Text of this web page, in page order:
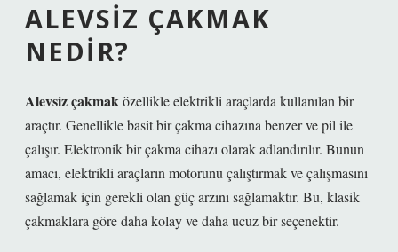
ALEVSIZ ÇAKMAK
NEDIR?
Alevsiz çakmaközellikle elektrikli araçlarda kullanılan bir
araçtır. Genellikle basit bir çakma cihazına benzer ve pil ile
çalışır. Elektronik bir çakma cihazı olarak adlandırılır. Bunun
amacı, elektrikli araçların motorunu çalıştırmak ve çalışmasını
sağlamak için gerekli olan güç arzını sağlamaktır. Bu, klasik
çakmaklara göre daha kolay ve daha ucuz bir seçenektir.